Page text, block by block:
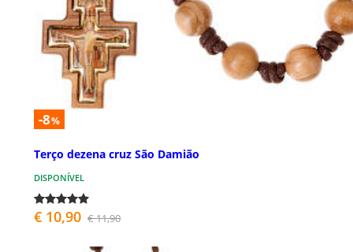
-8%
Terço dezena cruz São Damião
DISPONÍVEL
€ 10,90 € 11,90